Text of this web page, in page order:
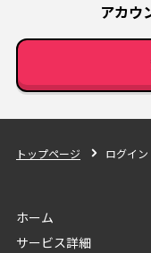
アカウ
トップページ ログイン
ホーム
サービス詳細